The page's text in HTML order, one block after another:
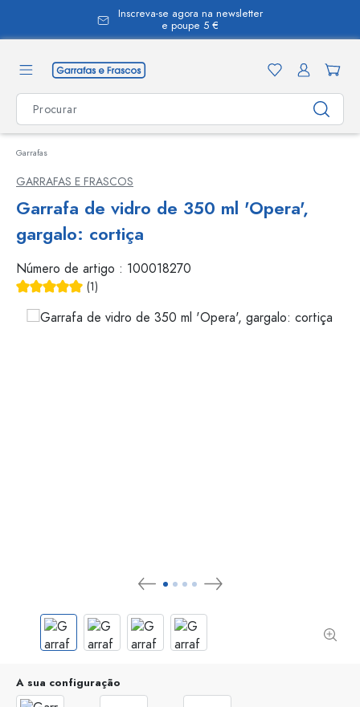
Inscreva-se agora na newsletter
e poupe 5 €
Garrafas
GARRAFAS E FRASCOS
Garrafa de vidro de 350 ml 'Opera',
gargalo: cortiça
Número de artigo : 100018270
(1)
A sua configuração